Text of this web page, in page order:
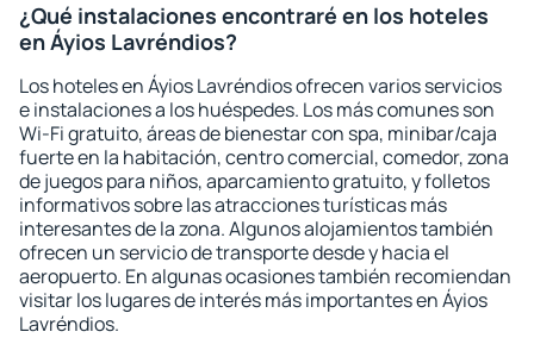
¿Qué instalaciones encontraré en los hoteles
en Áyios Lavréndios?
Los hoteles en Áyios Lavréndios ofrecen varios servicios
e instalaciones a los huéspedes. Los más comunes son
Wi-Fi gratuito, áreas de bienestar con spa, minibar/caja
fuerte en la habitación, centro comercial, comedor, zona
de juegos para niños, aparcamiento gratuito, y folletos
informativos sobre las atracciones turísticas más
interesantes de la zona. Algunos alojamientos también
ofrecen un servicio de transporte desde y hacia el
aeropuerto. En algunas ocasiones también recomiendan
visitar los lugares de interés más importantes en Áyios
Lavréndios.